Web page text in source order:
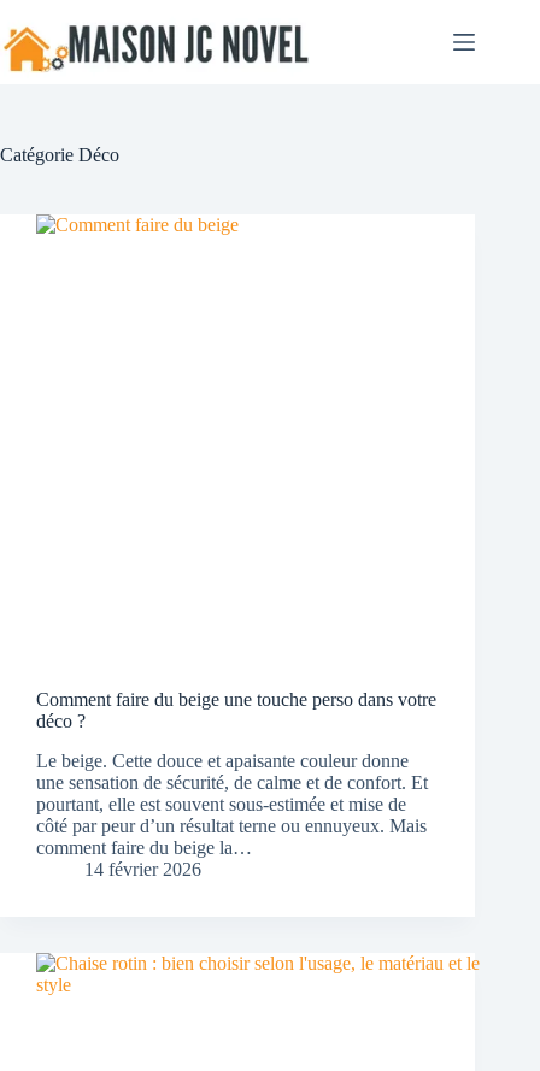
au
contenu
Catégorie Déco
Comment faire du beige une touche perso dans votre
déco ?
Le beige. Cette douce et apaisante couleur donne
une sensation de sécurité, de calme et de confort. Et
pourtant, elle est souvent sous-estimée et mise de
côté par peur d’un résultat terne ou ennuyeux. Mais
comment faire du beige la…
14 février 2026